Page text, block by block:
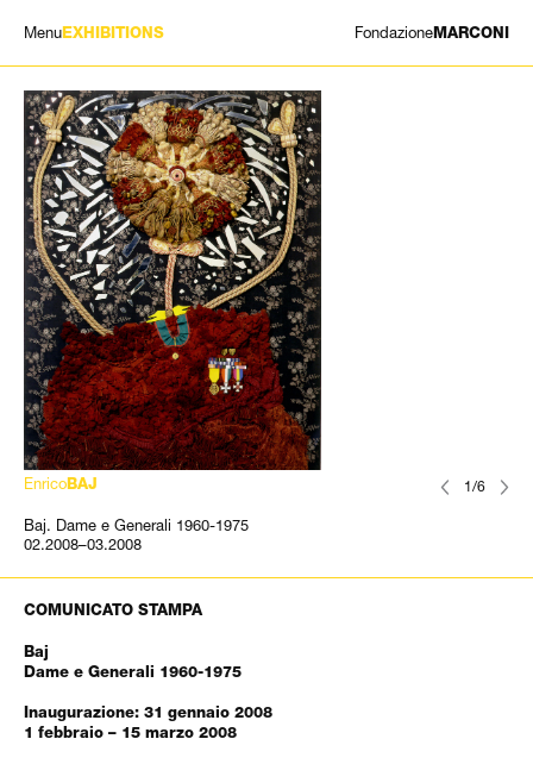
1/6
Enrico BAJ
Baj. Dame e Generali 1960-1975
02.2008–03.2008
COMUNICATO STAMPA
Baj
Dame e Generali 1960-1975
Inaugurazione: 31 gennaio 2008
1 febbraio – 15 marzo 2008
Menu EXHIBITIONS FondazioneMARCONI
MOSTRE
ARTISTI
STORIA
NEWS
CONTATTI
GIÓMARCONI
EN/IT